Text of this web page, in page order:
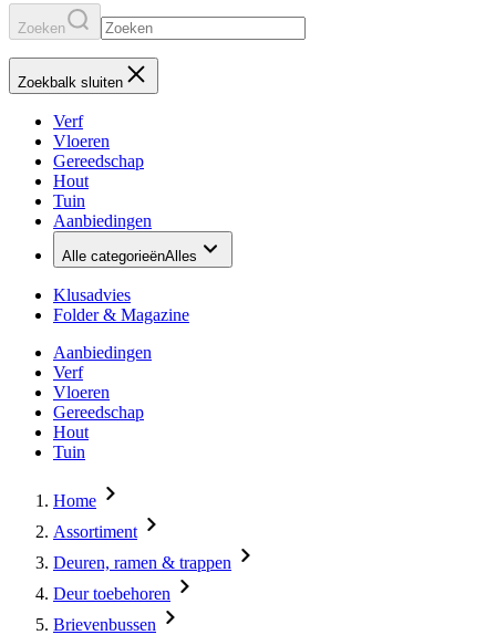
Zoeken
Zoekbalk sluiten
Verf
Vloeren
Gereedschap
Hout
Tuin
Aanbiedingen
Alle categorieënAlles
Klusadvies
Folder & Magazine
Aanbiedingen
Verf
Vloeren
Gereedschap
Hout
Tuin
Home
Assortiment
Deuren, ramen & trappen
Deur toebehoren
Brievenbussen